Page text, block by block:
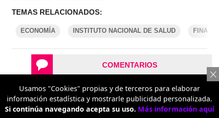
TEMAS RELACIONADOS:
ECONOMÍA INSTITUTO NACIONAL DE SALUD
COMENTARIOS
REPORTAR UN ERROR
Usamos "Cookies" propias y de terceros para elaborar
información estadística y mostrarle publicidad personalizada.
Si continúa navegando acepta su uso. Más información aquí